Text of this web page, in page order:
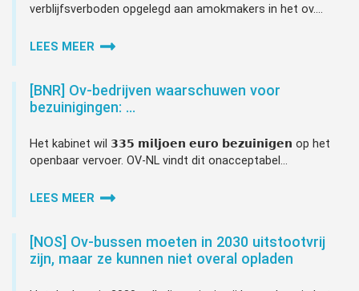
verblijfsverboden opgelegd aan amokmakers in het ov....
LEES MEER
[BNR] Ov-bedrijven waarschuwen voor
bezuinigingen: …
Het kabinet wil 𝟯𝟯𝟱 𝗺𝗶𝗹𝗷𝗼𝗲𝗻 𝗲𝘂𝗿𝗼 𝗯𝗲𝘇𝘂𝗶𝗻𝗶𝗴𝗲𝗻 op het
openbaar vervoer. OV-NL vindt dit onacceptabel...
LEES MEER
[NOS] Ov-bussen moeten in 2030 uitstootvrij
zijn, maar ze kunnen niet overal opladen